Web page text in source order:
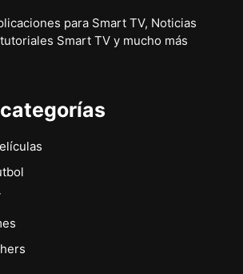
para Smart TV, Noticias
Smart TV y mucho más